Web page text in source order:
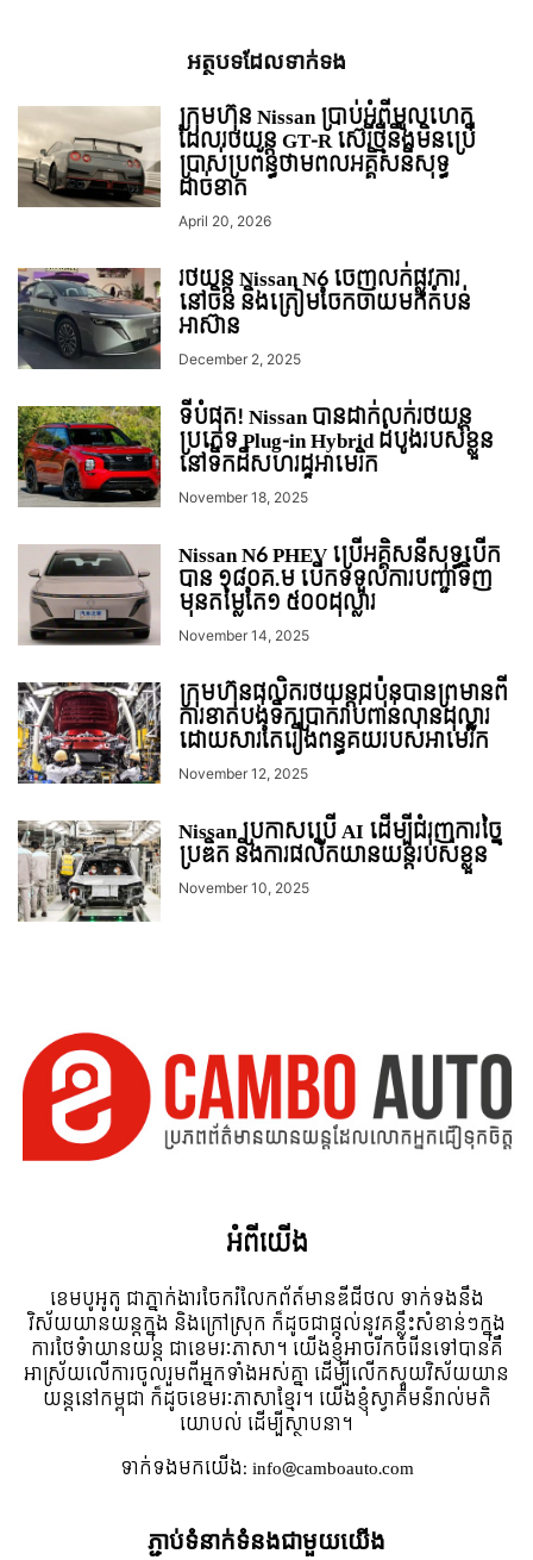
អត្ថបទ​ដែល​ទាក់ទង
ក្រុមហ៊ុន Nissan ប្រាប់អំពីមូលហេតុ
ដែលរថយន្ដ GT-R ស៊េរីថ្មីនឹងមិនប្រើ
ប្រាស់ប្រព័ន្ធថាមពលអគ្គិសនីសុទ្ធ
ដាច់ខាត
April 20, 2026
រថយន្ត Nissan N6 ចេញលក់ផ្លូវការ
នៅចិន និងត្រៀមចែកចាយមកតំបន់
អាស៊ាន
December 2, 2025
ទីបំផុត! Nissan បានដាក់លក់រថយន្ដ
ប្រភេទ Plug-in Hybrid ដំបូង​របស់​ខ្លួន​
នៅទឹកដីសហរដ្ឋអាេមរិក
November 18, 2025
Nissan N6 PHEV ប្រើអគ្គិសនីសុទ្ធបើក
បាន ១៨០គ.ម បើកទទួលការបញ្ជាទិញ
មុនតម្លៃតែ១ ៥០០ដុល្លារ
November 14, 2025
ក្រុមហ៊ុនផលិតរថយន្តជប៉ុនបានព្រមានពី
ការខាតបង់ទឹកប្រាក់រាប់ពាន់លានដុល្លារ
ដោយសារតែរឿងពន្ធគយរបស់អាមេរិក
November 12, 2025
Nissan ប្រកាសប្រើ AI ដើម្បីជំរុញការច្នៃ
ប្រឌិត និងការផលិតយានយន្តរបស់ខ្លួន
November 10, 2025
អំពី​យើង
ខេមបូអូតូ ជាភ្នាក់ងារចែករំលែកព័ត៍មានឌីជីថល ទាក់ទងនឹង
វិស័យយានយន្តក្នុង និងក្រៅស្រុក ក៏ដូចជាផ្តល់នូវគន្លឹះសំខាន់ៗក្នុង
ការថែទំាយានយន្ត ជាខេមរៈភាសា។ យើងខ្ញុំអាចរីកចំរើនទៅបានគឺ
អាស្រ័យលើការចូលរួមពីអ្នកទាំងអស់គ្នា ដើម្បីលើកស្ទួយវិស័យយាន
យន្តនៅកម្ពុជា ក៏ដូចខេមរៈភាសាខ្មែរ។ យើងខ្ញុំស្វាគមន៌រាល់មតិ
យោបល់ ដើម្បីស្ថាបនា។
ទាក់ទង​មក​យើង:info@camboauto.com
ភ្ជាប់ទំនាក់ទំនងជាមួយយើង